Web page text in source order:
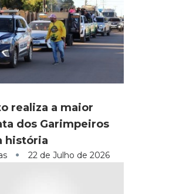
realiza a maior
dos Garimpeiros
história
22 de Julho de 2026